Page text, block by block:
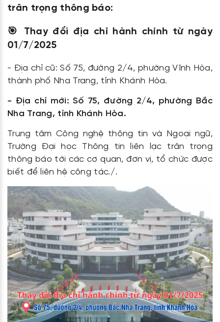
trân trọng thông báo:
🎯 Thay đổi địa chỉ hành chính từ ngày
01/7/2025
- Địa chỉ cũ: Số 75, đường 2/4, phường Vĩnh Hòa,
thành phố Nha Trang, tỉnh Khánh Hòa.
- Địa chỉ mới: Số 75, đường 2/4, phường Bắc
Nha Trang, tỉnh Khánh Hòa.
Trung tâm Công nghệ thông tin và Ngoại ngữ,
Trường Đại học Thông tin liên lạc trân trọng
thông báo tới các cơ quan, đơn vị, tổ chức được
biết để liên hệ công tác./.